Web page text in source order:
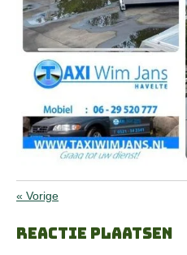
« Vorige
Reactie plaatsen